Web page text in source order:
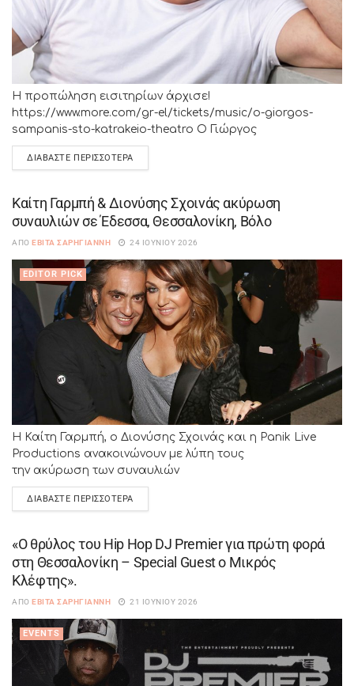
Η προπώληση εισιτηρίων άρχισε!
https://www.more.com/gr-el/tickets/music/o-giorgos-
sampanis-sto-katrakeio-theatro Ο Γιώργος
Σαμπάνης πρωταγωνιστεί σε μία μοναδική μεγάλη
συναυλία στην Αθήνα, την Παρασκευή 2 Οκτωβρίου,
ΔΙΑΒΆΣΤΕ ΠΕΡΙΣΣΌΤΕΡΑ
Καίτη Γαρμπή & Διονύσης Σχοινάς ακύρωση
συναυλιών σε Έδεσσα, Θεσσαλονίκη, Βόλο
ΑΠΌ ΕΒΊΤΑ ΣΑΡΗΓΙΆΝΝΗ 24 ΙΟΥΝΊΟΥ 2026
EDITOR PICK
Η Καίτη Γαρμπή, ο Διονύσης Σχοινάς και η Panik Live
Productions ανακοινώνουν με λύπη τους
την ακύρωση των συναυλιών
σε Έδεσσα, Θεσσαλονίκη και Βόλο για λόγους υγείας. Η
καταξιωμένη και αγαπητή Καίτη Γαρμπή...
ΔΙΑΒΆΣΤΕ ΠΕΡΙΣΣΌΤΕΡΑ
«Ο θρύλος του Hip Hop DJ Premier για πρώτη φορά
στη Θεσσαλονίκη – Special Guest ο Μικρός
Κλέφτης».
ΑΠΌ ΕΒΊΤΑ ΣΑΡΗΓΙΆΝΝΗ 21 ΙΟΥΝΊΟΥ 2026
EVENTS